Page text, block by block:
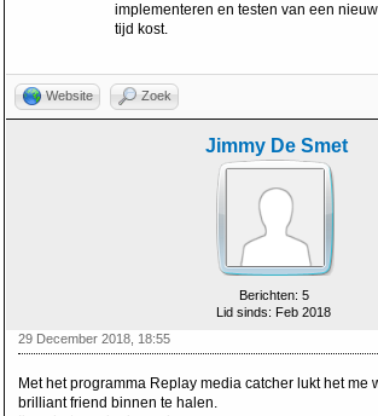
implementeren en testen van een
tijd kost.
Website Zoek
Jimmy De Smet
Berichten: 5
Lid sinds: Feb 2018
29 December 2018, 18:55
Met het programma Replay media catcher lukt het me
brilliant friend binnen te halen.